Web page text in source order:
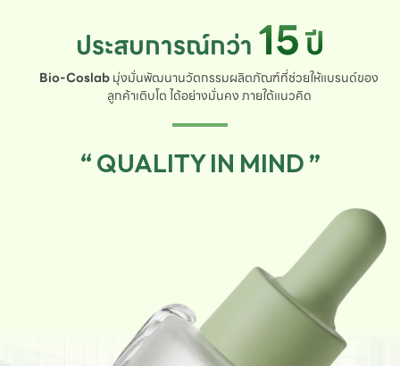
ประสบการณ์กว่า 15ปี
Bio-Coslabมุ่งมั่นพัฒนานวัตกรรมผลิตภัณฑ์ที่ช่วยให้แบรนด์ของ
ลูกค้าเติบโต ได้อย่างมั่นคง ภายใต้แนวคิด
“ QUALITY IN MIND ”